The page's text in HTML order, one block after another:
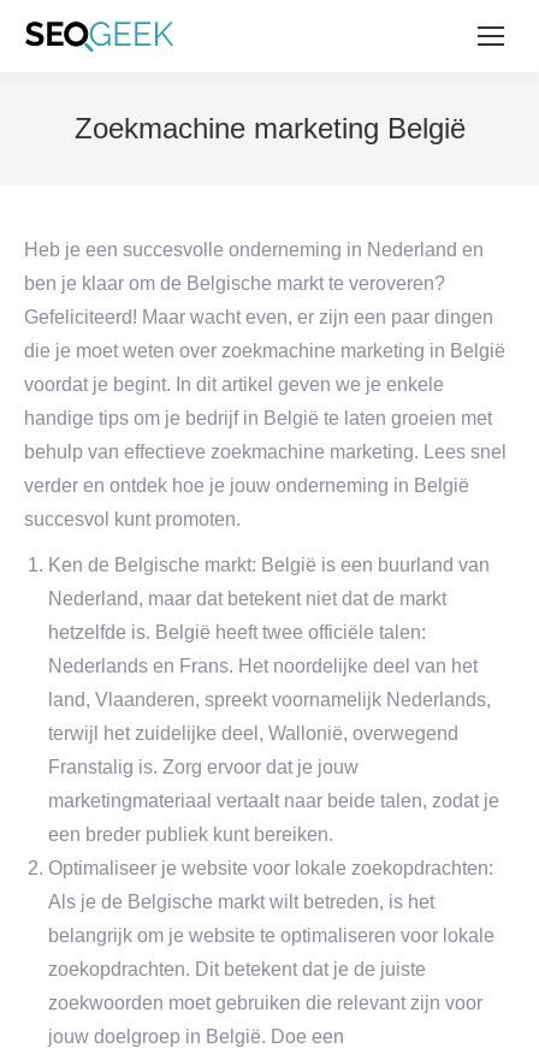
Zoekmachine marketing België
Heb je een succesvolle onderneming in Nederland en
ben je klaar om de Belgische markt te veroveren?
Gefeliciteerd! Maar wacht even, er zijn een paar dingen
die je moet weten over zoekmachine marketing in België
voordat je begint. In dit artikel geven we je enkele
handige tips om je bedrijf in België te laten groeien met
behulp van effectieve zoekmachine marketing. Lees snel
verder en ontdek hoe je jouw onderneming in België
succesvol kunt promoten.
Ken de Belgische markt: België is een buurland van
Nederland, maar dat betekent niet dat de markt
hetzelfde is. België heeft twee officiële talen:
Nederlands en Frans. Het noordelijke deel van het
land, Vlaanderen, spreekt voornamelijk Nederlands,
terwijl het zuidelijke deel, Wallonië, overwegend
Franstalig is. Zorg ervoor dat je jouw
marketingmateriaal vertaalt naar beide talen, zodat je
een breder publiek kunt bereiken.
Optimaliseer je website voor lokale zoekopdrachten:
Als je de Belgische markt wilt betreden, is het
belangrijk om je website te optimaliseren voor lokale
zoekopdrachten. Dit betekent dat je de juiste
zoekwoorden moet gebruiken die relevant zijn voor
jouw doelgroep in België. Doe een